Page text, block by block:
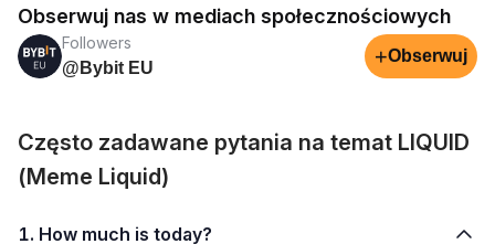
Obserwuj nas w mediach społecznościowych
Followers
@Bybit EU
+Obserwuj
Często zadawane pytania na temat LIQUID
(Meme Liquid)
1. How much is today?